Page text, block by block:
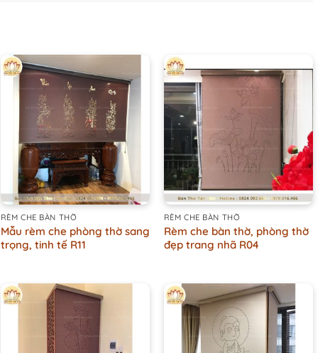
+
RÈM CHE BÀN THỜ
Mẫu rèm che phòng thờ sang
trọng, tinh tế R11
+
RÈM CHE BÀN THỜ
Rèm che bàn thờ, phòng thờ
đẹp trang nhã R04